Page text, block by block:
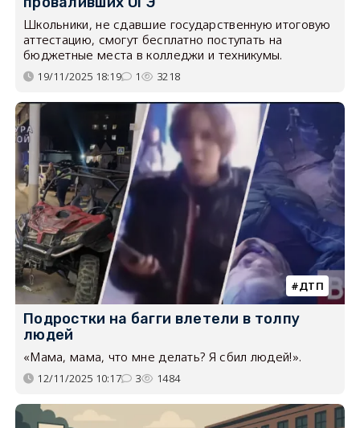
Школьники, не сдавшие государственную итоговую
аттестацию, смогут бесплатно поступать на
бюджетные места в колледжи и техникумы.
19/11/2025 18:19 1 3218
ДТП
Подростки на багги влетели в толпу
людей
«Мама, мама, что мне делать? Я сбил людей!».
12/11/2025 10:17 3 1484